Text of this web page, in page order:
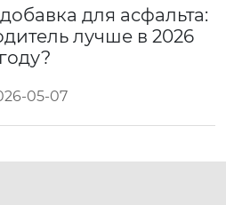
для асфальта:
лучше в 2026
году?
05-07